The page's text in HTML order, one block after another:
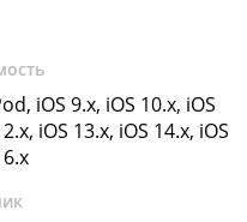
iOS 9.x, iOS 10.x, iOS
iOS 13.x, iOS 14.x, iOS